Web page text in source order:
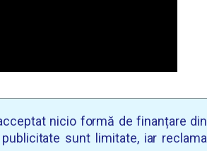
nicio formă de finanțare din
sunt limitate, iar reclama